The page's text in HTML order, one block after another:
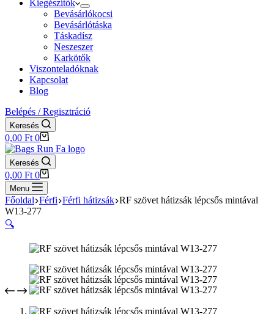
Kiegészítők
Bevásárlókocsi
Bevásárlótáska
Táskadísz
Neszeszer
Karkötők
Viszonteladóknak
Kapcsolat
Blog
Belépés / Regisztráció
Keresés
Shopping
cart
0,00 Ft 0
Keresés
Shopping
cart
0,00 Ft 0
Menu
Főoldal Férfi Férfi hátizsák RF szövet hátizsák lépcsős mintával
W13-277
🔍